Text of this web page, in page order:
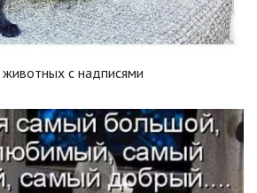
с надписями